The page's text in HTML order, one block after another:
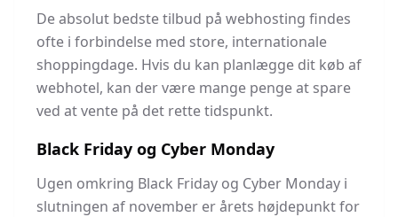
De absolut bedste tilbud på webhosting findes
ofte i forbindelse med store, internationale
shoppingdage. Hvis du kan planlægge dit køb af
webhotel, kan der være mange penge at spare
ved at vente på det rette tidspunkt.
Black Friday og Cyber Monday
Ugen omkring Black Friday og Cyber Monday i
slutningen af november er årets højdepunkt for